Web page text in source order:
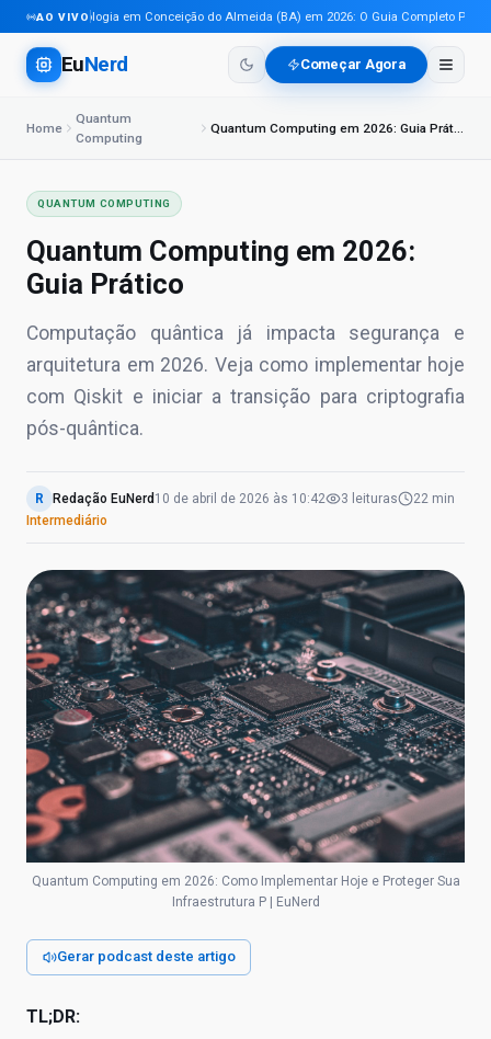
AO VIVO
Tecnologia em Conceição do Almeida (BA) em 2026: O Guia Completo Para
EuNerd Começar Agora
Home
Quantum
Computing
Quantum Computing em 2026: Guia Prático
QUANTUM COMPUTING
Quantum Computing em 2026:
Guia Prático
Computação quântica já impacta segurança e
arquitetura em 2026. Veja como implementar hoje
com Qiskit e iniciar a transição para criptografia
pós-quântica.
R Redação EuNerd 10 de abril de 2026 às 10:42 3 leituras
22 min
Intermediário
Quantum Computing em 2026: Como Implementar Hoje e Proteger Sua
Infraestrutura P | EuNerd
Gerar podcast deste artigo
TL;DR: